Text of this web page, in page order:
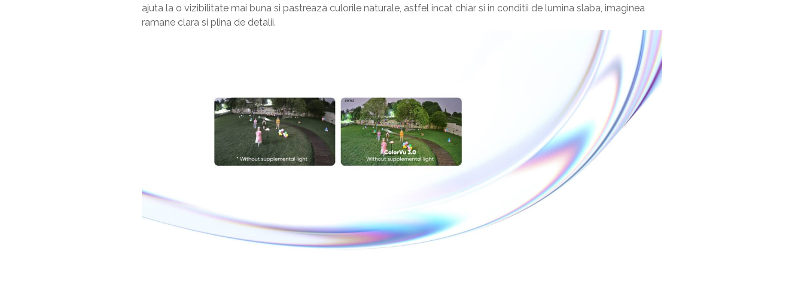
ajuta la o vizibilitate mai buna si pastreaza culorile naturale, astfel incat chiar si in conditii de lumina slaba, imaginea
ramane clara si plina de detalii.